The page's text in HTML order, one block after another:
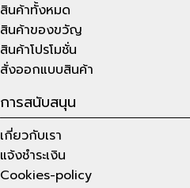
สินค้าทั้งหมด
สินค้าของขวัญ
สินค้าโปรโมชั่น
สั่งออกแบบสินค้า
การสนับสนุน
เกี่ยวกับเรา
แจ้งชำระเงิน
Cookies-policy